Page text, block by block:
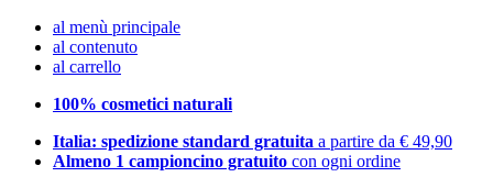
al menù principale
al contenuto
al carrello
100% cosmetici naturali
Italia: spedizione standard gratuita a partire da € 49,90
Almeno 1 campioncino gratuito con ogni ordine